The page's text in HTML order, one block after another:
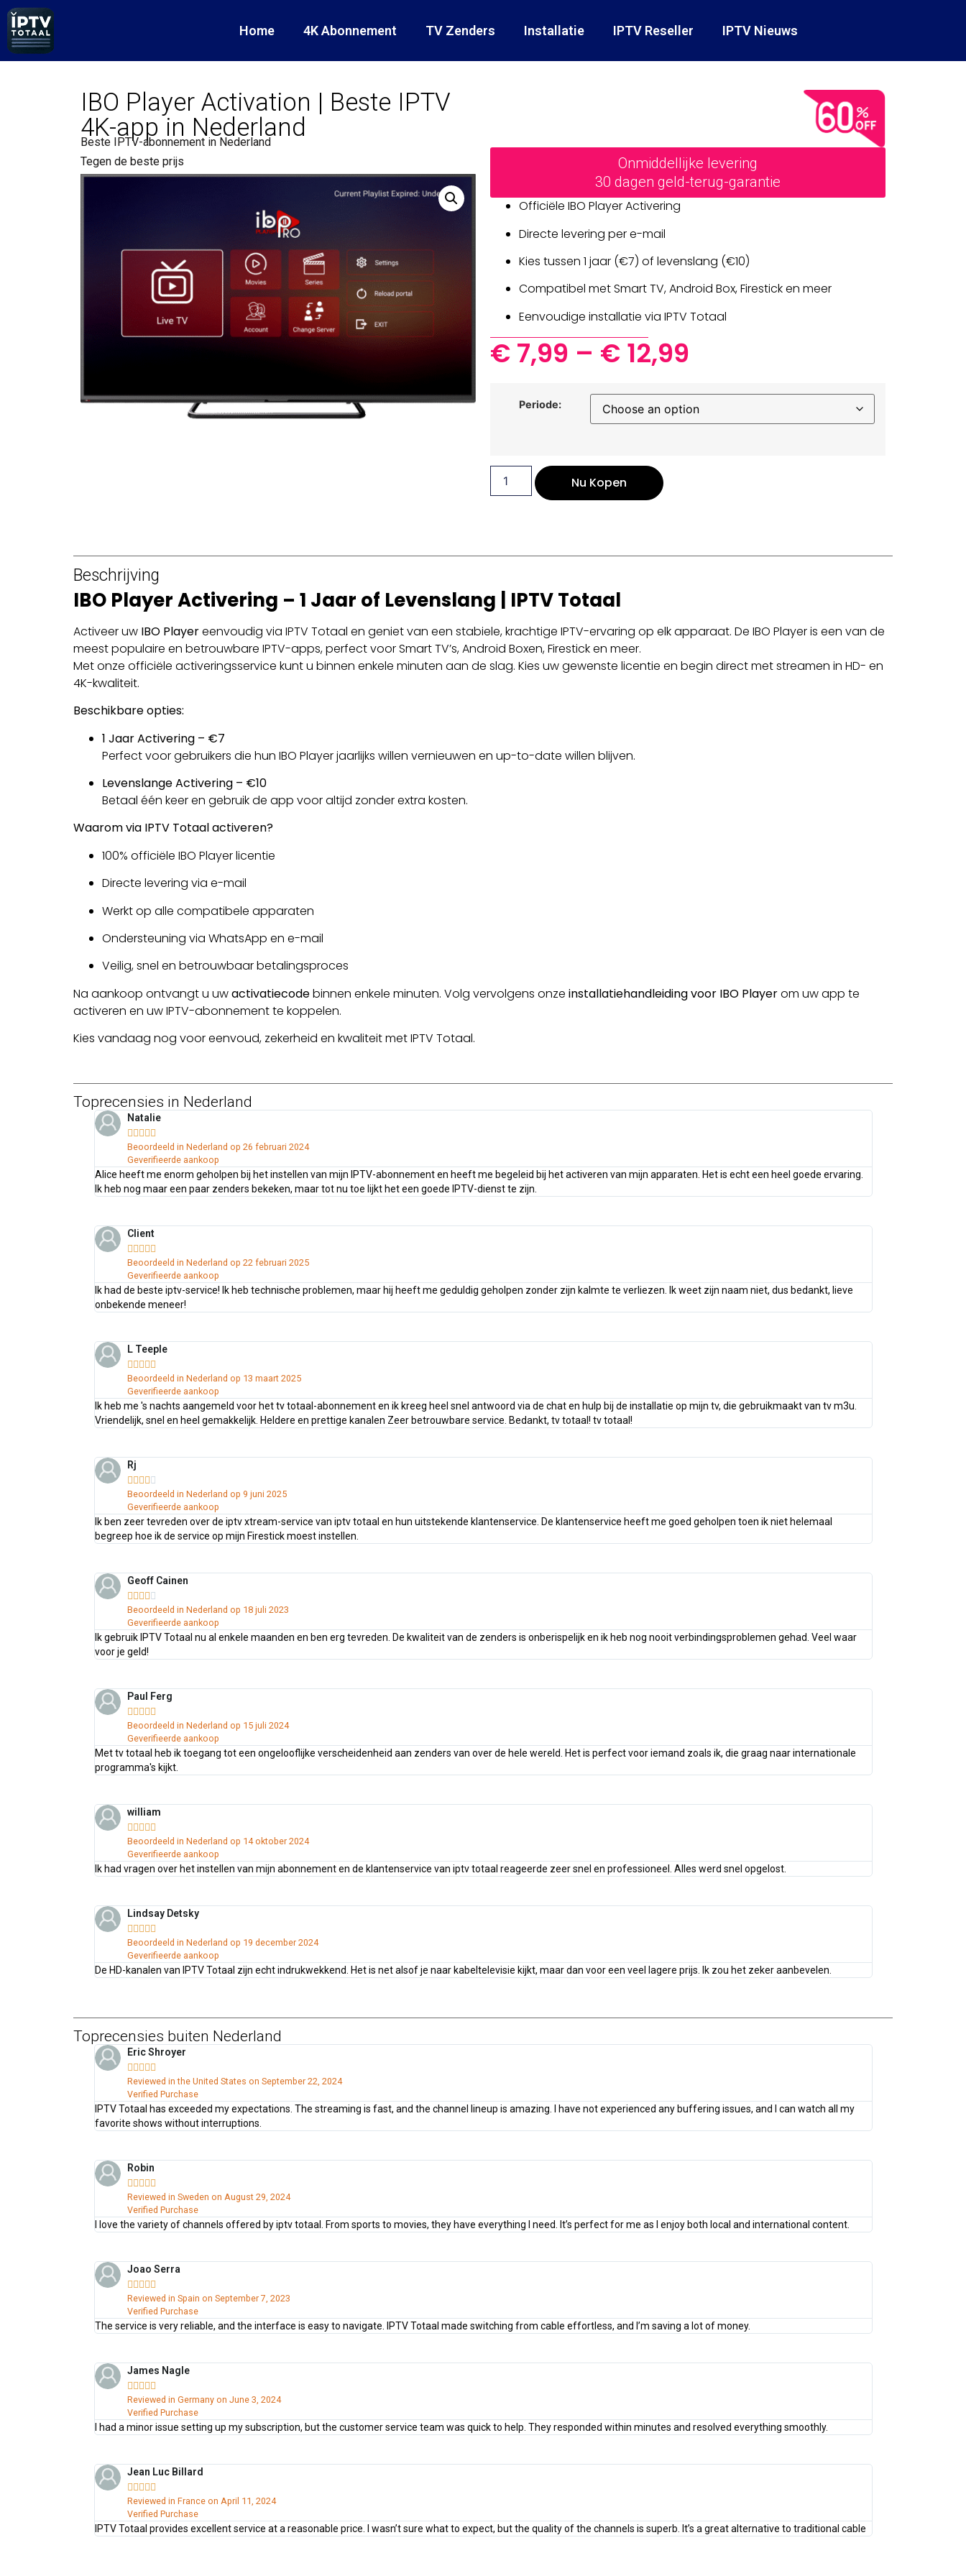
Home 4K Abonnement TV Zenders Installatie IPTV Reseller IPTV Nieuws
IBO Player Activation | Beste IPTV
4K-app in Nederland
Beste IPTV-abonnement in Nederland
Tegen de beste prijs
Onmiddellijke levering
30 dagen geld-terug-garantie
Officiële IBO Player Activering
Directe levering per e-mail
Kies tussen 1 jaar (€7) of levenslang (€10)
Compatibel met Smart TV, Android Box, Firestick en meer
Eenvoudige installatie via IPTV Totaal
€7,99 – €12,99
Periode:
Nu Kopen
Beschrijving
IBO Player Activering – 1 Jaar of Levenslang | IPTV Totaal
Activeer uw IBO Playereenvoudig via IPTV Totaal en geniet van een stabiele, krachtige IPTV-ervaring op elk apparaat. De IBO Player is een van de
meest populaire en betrouwbare IPTV-apps, perfect voor Smart TV’s, Android Boxen, Firestick en meer.
Met onze officiële activeringsservice kunt u binnen enkele minuten aan de slag. Kies uw gewenste licentie en begin direct met streamen in HD- en
4K-kwaliteit.
Beschikbare opties:
1 Jaar Activering – €7
Perfect voor gebruikers die hun IBO Player jaarlijks willen vernieuwen en up-to-date willen blijven.
Levenslange Activering – €10
Betaal één keer en gebruik de app voor altijd zonder extra kosten.
Waarom via IPTV Totaal activeren?
100% officiële IBO Player licentie
Directe levering via e-mail
Werkt op alle compatibele apparaten
Ondersteuning via WhatsApp en e-mail
Veilig, snel en betrouwbaar betalingsproces
Na aankoop ontvangt u uwactivatiecodebinnen enkele minuten. Volg vervolgens onze installatiehandleiding voor IBO Playerom uw app te
activeren en uw IPTV-abonnement te koppelen.
Kies vandaag nog voor eenvoud, zekerheid en kwaliteit met IPTV Totaal.
Toprecensies in Nederland
Natalie

Beoordeeld in Nederland op 26 februari 2024
Geverifieerde aankoop
Alice heeft me enorm geholpen bij het instellen van mijn IPTV-abonnement en heeft me begeleid bij het activeren van mijn apparaten. Het is echt een heel goede ervaring.
Ik heb nog maar een paar zenders bekeken, maar tot nu toe lijkt het een goede IPTV-dienst te zijn.
Client

Beoordeeld in Nederland op 22 februari 2025
Geverifieerde aankoop
Ik had de beste iptv-service! Ik heb technische problemen, maar hij heeft me geduldig geholpen zonder zijn kalmte te verliezen. Ik weet zijn naam niet, dus bedankt, lieve
onbekende meneer!
L Teeple

Beoordeeld in Nederland op 13 maart 2025
Geverifieerde aankoop
Ik heb me 's nachts aangemeld voor het tv totaal-abonnement en ik kreeg heel snel antwoord via de chat en hulp bij de installatie op mijn tv, die gebruikmaakt van tv m3u.
Vriendelijk, snel en heel gemakkelijk. Heldere en prettige kanalen Zeer betrouwbare service. Bedankt, tv totaal! tv totaal!
Rj

Beoordeeld in Nederland op 9 juni 2025
Geverifieerde aankoop
Ik ben zeer tevreden over de iptv xtream-service van iptv totaal en hun uitstekende klantenservice. De klantenservice heeft me goed geholpen toen ik niet helemaal
begreep hoe ik de service op mijn Firestick moest instellen.
Geoff Cainen

Beoordeeld in Nederland op 18 juli 2023
Geverifieerde aankoop
Ik gebruik IPTV Totaal nu al enkele maanden en ben erg tevreden. De kwaliteit van de zenders is onberispelijk en ik heb nog nooit verbindingsproblemen gehad. Veel waar
voor je geld!
Paul Ferg

Beoordeeld in Nederland op 15 juli 2024
Geverifieerde aankoop
Met tv totaal heb ik toegang tot een ongelooflijke verscheidenheid aan zenders van over de hele wereld. Het is perfect voor iemand zoals ik, die graag naar internationale
programma's kijkt.
william

Beoordeeld in Nederland op 14 oktober 2024
Geverifieerde aankoop
Ik had vragen over het instellen van mijn abonnement en de klantenservice van iptv totaal reageerde zeer snel en professioneel. Alles werd snel opgelost.
Lindsay Detsky

Beoordeeld in Nederland op 19 december 2024
Geverifieerde aankoop
De HD-kanalen van IPTV Totaal zijn echt indrukwekkend. Het is net alsof je naar kabeltelevisie kijkt, maar dan voor een veel lagere prijs. Ik zou het zeker aanbevelen.
Toprecensies buiten Nederland
Eric Shroyer

Reviewed in the United States on September 22, 2024
Verified Purchase
IPTV Totaal has exceeded my expectations. The streaming is fast, and the channel lineup is amazing. I have not experienced any buffering issues, and I can watch all my
favorite shows without interruptions.
Robin

Reviewed in Sweden on August 29, 2024
Verified Purchase
I love the variety of channels offered by iptv totaal. From sports to movies, they have everything I need. It’s perfect for me as I enjoy both local and international content.
Joao Serra

Reviewed in Spain on September 7, 2023
Verified Purchase
The service is very reliable, and the interface is easy to navigate. IPTV Totaal made switching from cable effortless, and I’m saving a lot of money.
James Nagle

Reviewed in Germany on June 3, 2024
Verified Purchase
I had a minor issue setting up my subscription, but the customer service team was quick to help. They responded within minutes and resolved everything smoothly.
Jean Luc Billard

Reviewed in France on April 11, 2024
Verified Purchase
IPTV Totaal provides excellent service at a reasonable price. I wasn’t sure what to expect, but the quality of the channels is superb. It’s a great alternative to traditional cable